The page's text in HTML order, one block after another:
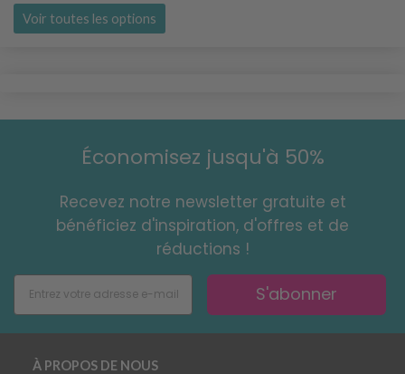
Voir toutes les options
Économisez jusqu'à 50%
Recevez notre newsletter gratuite et
bénéficiez d'inspiration, d'offres et de
réductions !
S'abonner
À PROPOS DE NOUS